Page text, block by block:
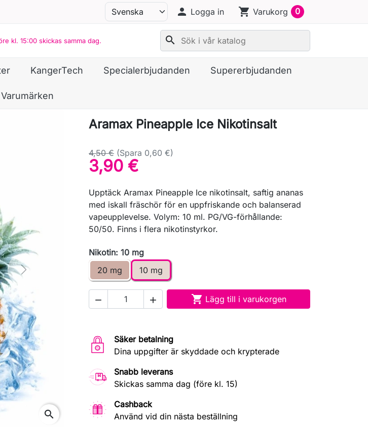
person Logga in shopping_cart Varukorg 0
kl. 15:00 skickas samma dag. search
KangerTech Specialerbjudanden Supererbjudanden
Varumärken
Next
search
Aramax Pineapple Ice Nikotinsalt
4,50 € (Spara 0,60 €)
3,90 €
Upptäck Aramax Pineapple Ice nikotinsalt, saftig ananas
med iskall fräschör för en uppfriskande och balanserad
vapeupplevelse. Volym: 10 ml. PG/VG-förhållande:
50/50. Finns i flera nikotinstyrkor.
Nikotin: 10 mg
20 mg
10 mg
   Lägg till i varukorgen
Säker betalning
Dina uppgifter är skyddade och krypterade
Snabb leverans
Skickas samma dag (före kl. 15)
Cashback
Använd vid din nästa beställning